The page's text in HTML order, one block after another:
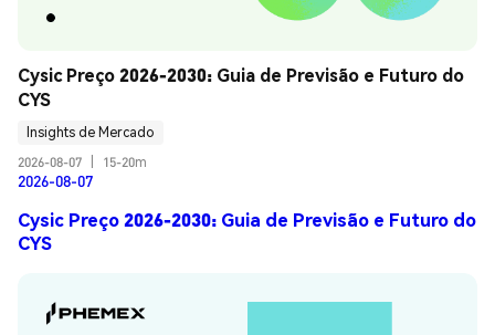
Cysic Preço 2026-2030: Guia de Previsão e Futuro do
CYS
Insights de Mercado
2026-08-07
15-20m
2026-08-07
Cysic Preço 2026-2030: Guia de Previsão e Futuro do
CYS